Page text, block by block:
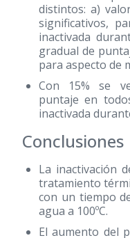
distintos: a)
significativos,
inactivada
gradual de
para aspecto de
Con 15% se
puntaje en
inactivada
Conclusiones
La inactivación
tratamiento
con un tiempo
agua a 100ºC.
El aumento del